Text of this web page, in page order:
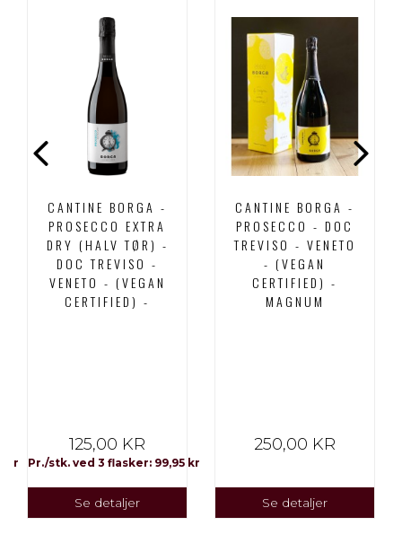
kr
CANTINE BORGA -
PROSECCO EXTRA
DRY (HALV TØR) -
DOC TREVISO -
VENETO - (VEGAN
CERTIFIED) -
125,00 KR
Pr./stk. ved 3 flasker: 99,95 kr
Se detaljer
CANTINE BORGA -
PROSECCO - DOC
TREVISO - VENETO
- (VEGAN
CERTIFIED) -
MAGNUM
250,00 KR
Se detaljer